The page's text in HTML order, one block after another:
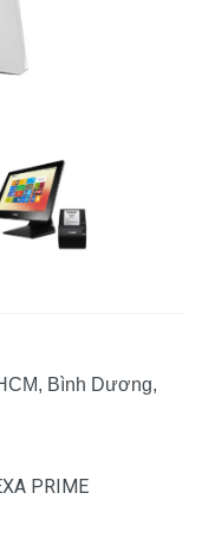
Bình Dương,
PRIME